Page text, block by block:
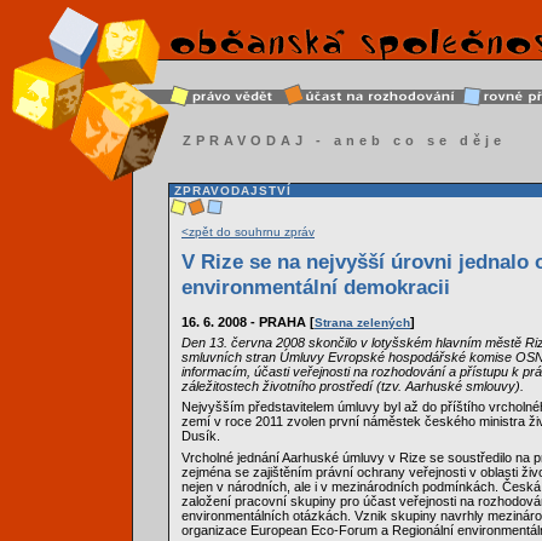
ZPRAVODAJ - aneb co se děje
ZPRAVODAJSTVÍ
<zpět do souhrnu zpráv
V Rize se na nejvyšší úrovni jednalo
environmentální demokracii
16. 6. 2008 - PRAHA [Strana zelených]
Den 13. června 2008 skončilo v lotyšském hlavním městě
smluvních stran Úmluvy Evropské hospodářské komise
informacím, účasti veřejnosti na rozhodování a přístupu k
záležitostech životního prostředí (tzv. Aarhuské smlouvy).
Nejvyšším představitelem úmluvy byl až do příštího
zemí v roce 2011 zvolen první náměstek českého ministra
Dusík.
Vrcholné jednání Aarhuské úmluvy v Rize se soustředilo na
zejména se zajištěním právní ochrany veřejnosti v oblasti
nejen v národních, ale i v mezinárodních podmínkách.
založení pracovní skupiny pro účast veřejnosti na
environmentálních otázkách. Vznik skupiny navrhly
organizace European Eco-Forum a Regionální